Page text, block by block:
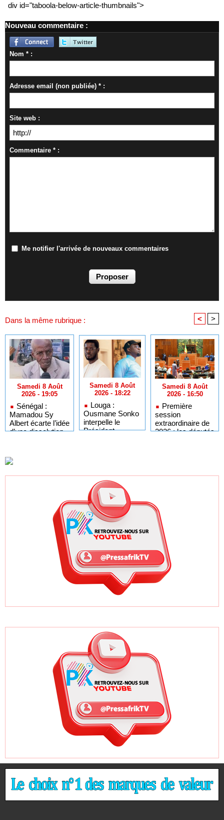
div id="taboola-below-article-thumbnails">
Nouveau commentaire :
Nom * :
Adresse email (non publiée) * :
Site web :
Commentaire * :
Me notifier l'arrivée de nouveaux commentaires
Dans la même rubrique : < >
Samedi 8 Août
2026 - 19:05
Sénégal :
Mamadou Sy
Albert écarte l’idée
d’une dissolution
Samedi 8 Août
2026 - 18:22
Louga :
Ousmane Sonko
interpelle le
Président
Samedi 8 Août
2026 - 16:50
Première
session
extraordinaire de
2026 : les députés